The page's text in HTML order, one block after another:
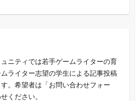
ニティでは若手ゲームライターの育
ライター志望の学生による記事投稿
。希望者は「お問い合わせフォー
ください。